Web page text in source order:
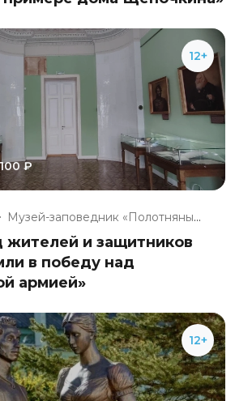
12+
₽
Музей-заповедник «Полотняный З...
жителей и защитников
в победу над
армией»
12+